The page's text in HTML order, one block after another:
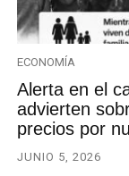
ECONOMÍA
Alerta en el
advierten
precios por
JUNIO 5, 2026